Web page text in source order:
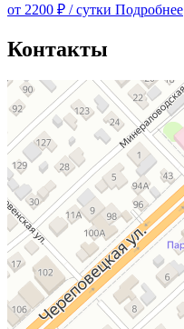
от 2200 ₽ / сутки Подробнее
Контакты